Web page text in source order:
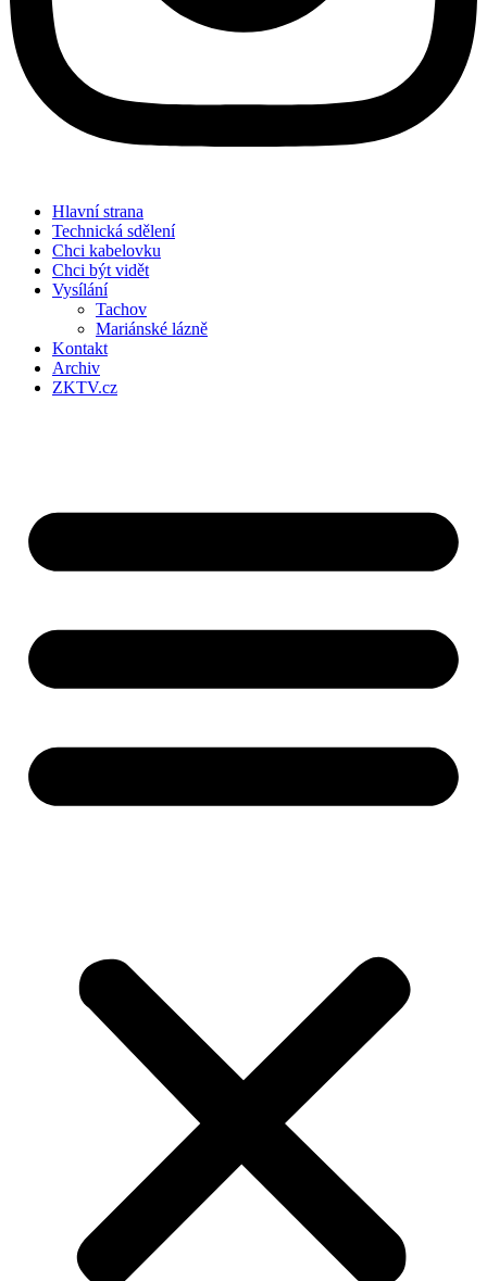
Hlavní strana
Technická sdělení
Chci kabelovku
Chci být vidět
Vysílání
Tachov
Mariánské lázně
Kontakt
Archiv
ZKTV.cz